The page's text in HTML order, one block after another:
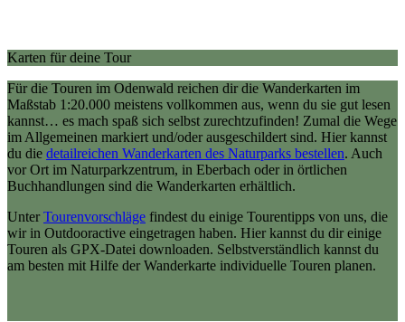
Karten für deine Tour
Für die Touren im Odenwald reichen dir die Wanderkarten im
Maßstab 1:20.000 meistens vollkommen aus, wenn du sie gut lesen
kannst… es mach spaß sich selbst zurechtzufinden! Zumal die Wege
im Allgemeinen markiert und/oder ausgeschildert sind. Hier kannst
du die detailreichen Wanderkarten des Naturparks bestellen. Auch
vor Ort im Naturparkzentrum, in Eberbach oder in örtlichen
Buchhandlungen sind die Wanderkarten erhältlich.
UnterTourenvorschläge findest du einige Tourentipps von uns, die
wir in Outdooractive eingetragen haben. Hier kannst du dir einige
Touren als GPX-Datei downloaden. Selbstverständlich kannst du
am besten mit Hilfe der Wanderkarte individuelle Touren planen.